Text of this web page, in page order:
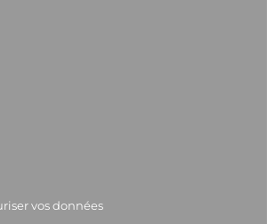
vos données